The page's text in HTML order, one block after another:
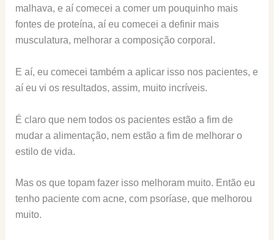
malhava, e aí comecei a comer um pouquinho mais
fontes de proteína, aí eu comecei a definir mais
musculatura, melhorar a composição corporal.
E aí, eu comecei também a aplicar isso nos pacientes, e
aí eu vi os resultados, assim, muito incríveis.
É claro que nem todos os pacientes estão a fim de
mudar a alimentação, nem estão a fim de melhorar o
estilo de vida.
Mas os que topam fazer isso melhoram muito. Então eu
tenho paciente com acne, com psoríase, que melhorou
muito.